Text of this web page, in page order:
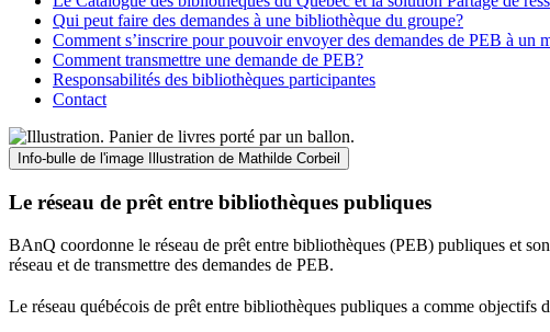
Qui peut faire des demandes à une bibliothèque du groupe?
Comment s’inscrire pour pouvoir envoyer des demandes de PEB à un
Comment transmettre une demande de PEB?
Responsabilités des bibliothèques participantes
Contact
Info-bulle de l'image Illustration de Mathilde Corbeil
Le réseau de prêt entre bibliothèques publiques
BAnQ coordonne le réseau de prêt entre bibliothèques (PEB) publiques et
réseau et de transmettre des demandes de PEB.
Le réseau québécois de prêt entre bibliothèques publiques a comme objectifs